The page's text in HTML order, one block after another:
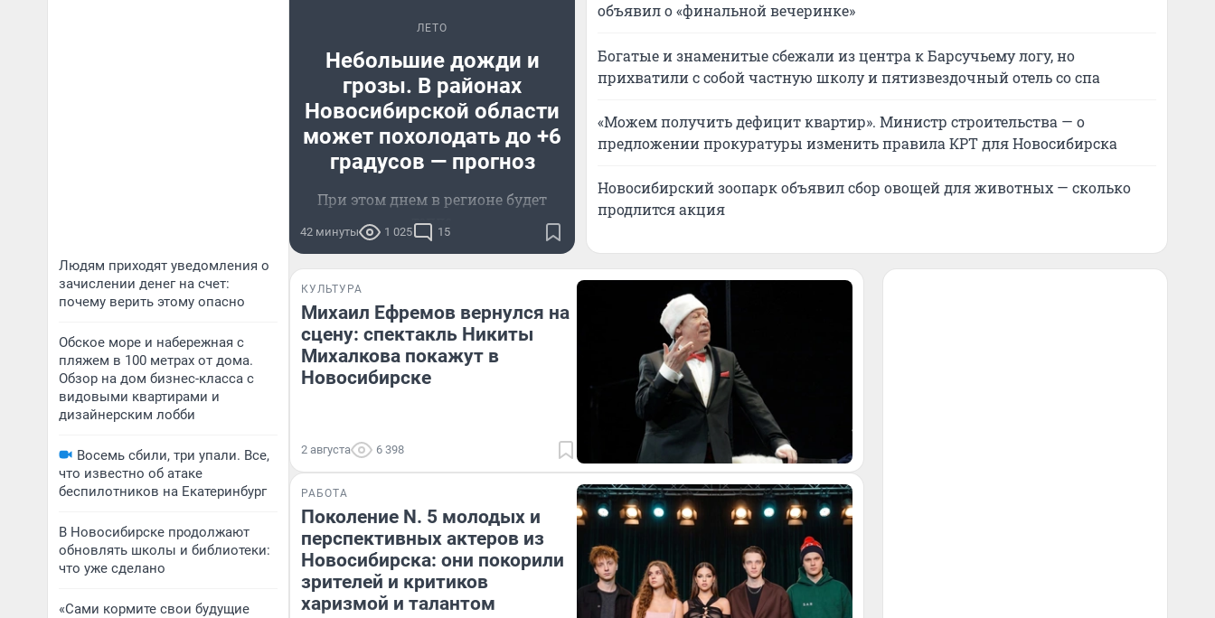
Людям приходят уведомления о
зачислении денег на счет:
почему верить этому опасно
Обское море и набережная с
пляжем в 100 метрах от дома.
Обзор на дом бизнес-класса с
видовыми квартирами и
дизайнерским лобби
Восемь сбили, три упали. Все,
что известно об атаке
беспилотников на Екатеринбург
В Новосибирске продолжают
обновлять школы и библиотеки:
что уже сделано
«Сами кормите свои будущие
ЛЕТО
Небольшие дожди и
грозы. В районах
Новосибирской области
может похолодать до +6
градусов — прогноз
При этом днем в регионе будет
тепло
42 минуты 1 025 15
объявил о «финальной вечеринке»
Богатые и знаменитые сбежали из центра к Барсучьему логу, но
прихватили с собой частную школу и пятизвездочный отель со спа
«Можем получить дефицит квартир». Министр строительства — о
предложении прокуратуры изменить правила КРТ для Новосибирска
Новосибирский зоопарк объявил сбор овощей для животных — сколько
продлится акция
КУЛЬТУРА
Михаил Ефремов вернулся на
сцену: спектакль Никиты
Михалкова покажут в
Новосибирске
2 августа 6 398
РАБОТА
Поколение N. 5 молодых и
перспективных актеров из
Новосибирска: они покорили
зрителей и критиков
харизмой и талантом